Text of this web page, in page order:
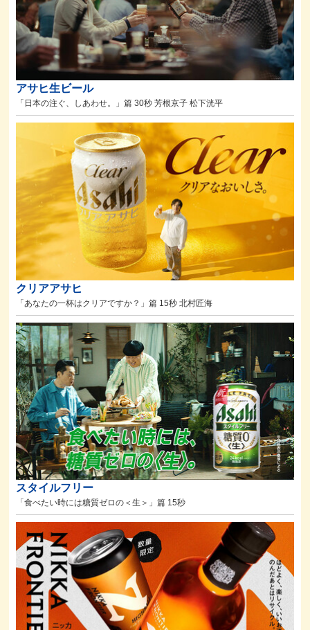
アサヒ生ビール
「日本の注ぐ、しあわせ。」篇 30秒 芳根京子 松下洸平
クリアアサヒ
「あなたの一杯はクリアですか？」篇 15秒 北村匠海
スタイルフリー
「食べたい時には糖質ゼロの＜生＞」篇 15秒